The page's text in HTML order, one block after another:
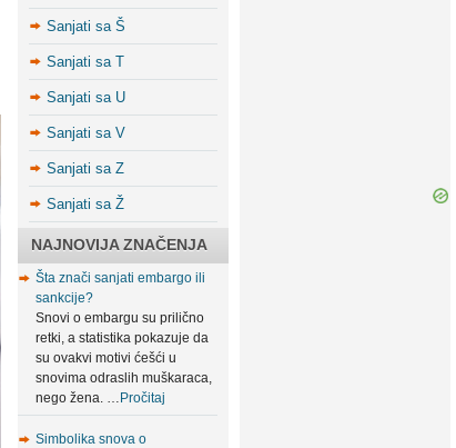
Sanjati sa Š
Sanjati sa T
Sanjati sa U
Sanjati sa V
Sanjati sa Z
Sanjati sa Ž
NAJNOVIJA ZNAČENJA
Šta znači sanjati embargo ili
sankcije?
Snovi o embargu su prilično
retki, a statistika pokazuje da
su ovakvi motivi ćešći u
snovima odraslih muškaraca,
nego žena. … Pročitaj
Simbolika snova o